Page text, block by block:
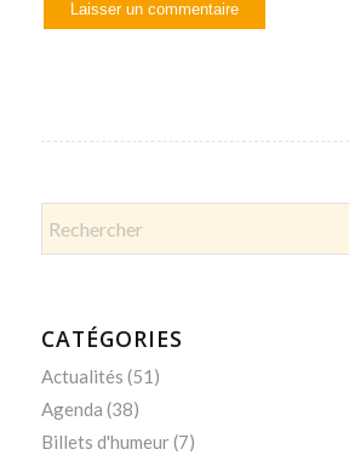
CATÉGORIES
Actualités (51)
Agenda (38)
Billets d'humeur(7)